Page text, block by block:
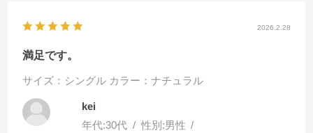
2026.2.28
満足です。
サイズ：シングル カラー：ナチュラル
kei
年代:30代 性別:男性